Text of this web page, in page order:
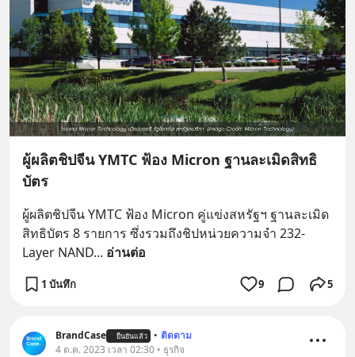
ผู้ผลิตชิปจีน YMTC ฟ้อง Micron ฐานละเมิดสิทธิ
บัตร
ผู้ผลิตชิปจีน YMTC ฟ้อง Micron คู่แข่งสหรัฐฯ ฐานละเมิด
สิทธิบัตร 8 รายการ ซึ่งรวมถึงชิปหน่วยความจำ 232-
Layer NAND... อ่านต่อ
1 บันทึก 9 5
BrandCase ยืนยันแล้ว • ติดตาม
4 ต.ค. 2023 เวลา 02:30 • ธุรกิจ